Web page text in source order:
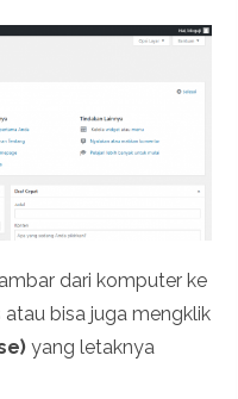
dari komputer ke
bisa juga mengklik
yang letaknya